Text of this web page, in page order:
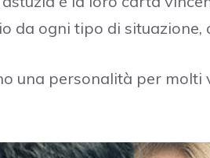
da ogni tipo di situazione,
una personalità per